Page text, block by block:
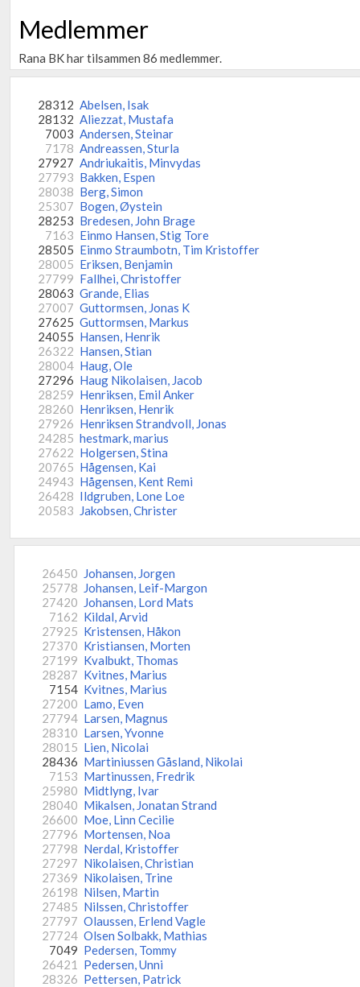
Medlemmer
Rana BK har tilsammen 86 medlemmer.
28312 Abelsen, Isak
28132 Aliezzat, Mustafa
7003 Andersen, Steinar
7178 Andreassen, Sturla
27927 Andriukaitis, Minvydas
27793 Bakken, Espen
28038 Berg, Simon
25307 Bogen, Øystein
28253 Bredesen, John Brage
7163 Einmo Hansen, Stig Tore
28505 Einmo Straumbotn, Tim Kristoffer
28005 Eriksen, Benjamin
27799 Fallhei, Christoffer
28063 Grande, Elias
27007 Guttormsen, Jonas K
27625 Guttormsen, Markus
24055 Hansen, Henrik
26322 Hansen, Stian
28004 Haug, Ole
27296 Haug Nikolaisen, Jacob
28259 Henriksen, Emil Anker
28260 Henriksen, Henrik
27926 Henriksen Strandvoll, Jonas
24285 hestmark, marius
27622 Holgersen, Stina
20765 Hågensen, Kai
24943 Hågensen, Kent Remi
26428 Ildgruben, Lone Loe
20583 Jakobsen, Christer
26450 Johansen, Jorgen
25778 Johansen, Leif-Margon
27420 Johansen, Lord Mats
7162 Kildal, Arvid
27925 Kristensen, Håkon
27370 Kristiansen, Morten
27199 Kvalbukt, Thomas
28287 Kvitnes, Marius
7154 Kvitnes, Marius
27200 Lamo, Even
27794 Larsen, Magnus
28310 Larsen, Yvonne
28015 Lien, Nicolai
28436 Martiniussen Gåsland, Nikolai
7153 Martinussen, Fredrik
25980 Midtlyng, Ivar
28040 Mikalsen, Jonatan Strand
26600 Moe, Linn Cecilie
27796 Mortensen, Noa
27798 Nerdal, Kristoffer
27297 Nikolaisen, Christian
27369 Nikolaisen, Trine
26198 Nilsen, Martin
27485 Nilssen, Christoffer
27797 Olaussen, Erlend Vagle
27724 Olsen Solbakk, Mathias
7049 Pedersen, Tommy
26421
Pedersen, Unni
28326 Pettersen, Patrick